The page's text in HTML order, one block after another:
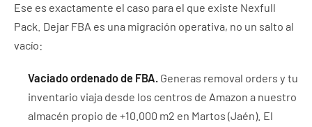
Ese es exactamente el caso para el que existe Nexfull
Pack. Dejar FBA es una migración operativa, no un salto al
vacío:
Vaciado ordenado de FBA. Generas removal orders y tu
inventario viaja desde los centros de Amazon a nuestro
almacén propio de +10.000 m2 en Martos (Jaén). El